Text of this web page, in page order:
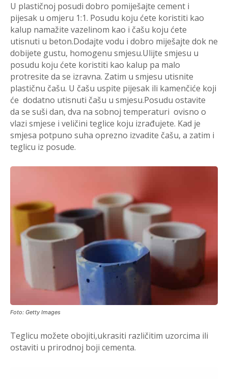
U plastičnoj posudi dobro pomiješajte cement i
pijesak u omjeru 1:1. Posudu koju ćete koristiti kao
kalup namažite vazelinom kao i čašu koju ćete
utisnuti u beton.Dodajte vodu i dobro miješajte dok ne
dobijete gustu, homogenu smjesu.Ulijte smjesu u
posudu koju ćete koristiti kao kalup pa malo
protresite da se izravna. Zatim u smjesu utisnite
plastičnu čašu. U čašu uspite pijesak ili kamenčiće koji
će dodatno utisnuti čašu u smjesu.Posudu ostavite
da se suši dan, dva na sobnoj temperaturi ovisno o
vlazi smjese i veličini teglice koju izrađujete. Kad je
smjesa potpuno suha oprezno izvadite čašu, a zatim i
teglicu iz posude.
Foto: Getty Images
Teglicu možete obojiti,ukrasiti različitim uzorcima ili
ostaviti u prirodnoj boji cementa.